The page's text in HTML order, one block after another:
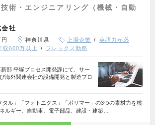
術・エンジニアリング（機械・自動
社
神奈川県 上場企業
英語力が必
収600万以上 フレックス勤務
新部 平塚プロセス開発課にて、サー
海外関連会社の設備開発と製造プロ
タル」「フォトニクス」「ポリマー」の3つの素材力を核
ルギー、自動車、電子部品、建設・建築…